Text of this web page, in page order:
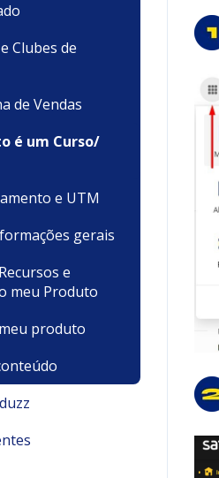
Clubes de
de Vendas
é um Curso/
e UTM
gerais
e
meu Produto
produto